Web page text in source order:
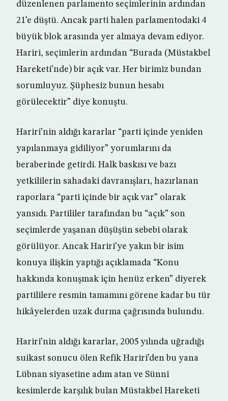
düzenlenen parlamento seçimlerinin ardından
21’e düştü. Ancak parti halen parlamentodaki 4
büyük blok arasında yer almaya devam ediyor.
Hariri, seçimlerin ardından “Burada (Müstakbel
Hareketi’nde) bir açık var. Her birimiz bundan
sorumluyuz. Şüphesiz bunun hesabı
görülecektir” diye konuştu.
Hariri’nin aldığı kararlar “parti içinde yeniden
yapılanmaya gidiliyor” yorumlarını da
beraberinde getirdi. Halk baskısı ve bazı
yetkililerin sahadaki davranışları, hazırlanan
raporlara “parti içinde bir açık var” olarak
yansıdı. Partililer tarafından bu “açık” son
seçimlerde yaşanan düşüşün sebebi olarak
görülüyor. Ancak Hariri’ye yakın bir isim
konuya ilişkin yaptığı açıklamada “Konu
hakkında konuşmak için henüz erken” diyerek
partililere resmin tamamını görene kadar bu tür
hikâyelerden uzak durma çağrısında bulundu.
Hariri’nin aldığı kararlar, 2005 yılında uğradığı
suikast sonucu ölen Refik Hariri’den bu yana
Lübnan siyasetine adım atan ve Sünni
kesimlerde karşılık bulan Müstakbel Hareketi